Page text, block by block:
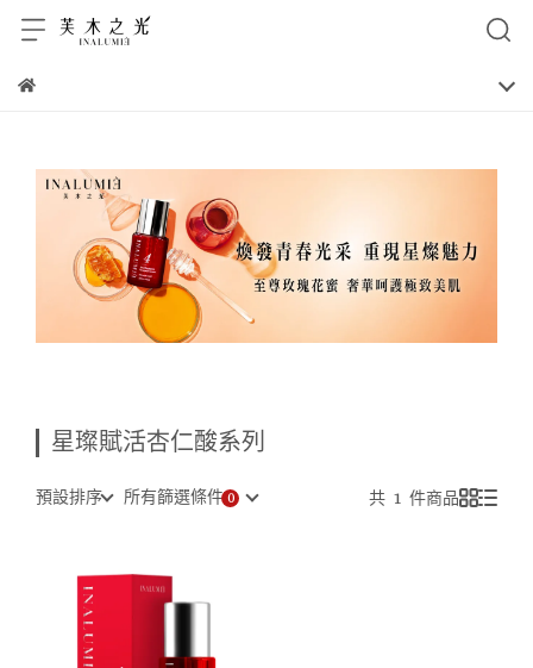
星璨賦活杏仁酸系列
預設排序 所有篩選條件 共 1 件商品